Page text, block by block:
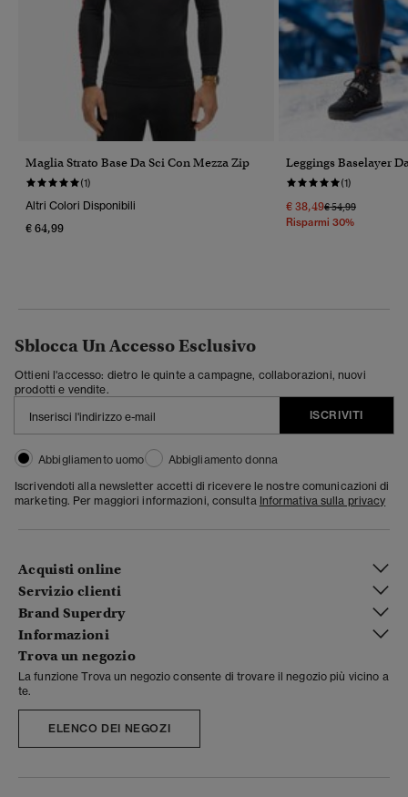
Maglia Strato Base Da Sci Con Mezza Zip
(1)
Altri Colori Disponibili
€ 64,99
Leggings Baselayer
(1)
€ 38,49Prezzo Ridotto Da
€ 54,99A
Risparmi 30%
Sblocca Un Accesso Esclusivo
Ottieni l'accesso: dietro le quinte a campagne, collaborazioni, nuovi
prodotti e vendite.
ISCRIVITI
Abbigliamento uomo
Abbigliamento donna
Iscrivendoti alla newsletter accetti di ricevere le nostre comunicazioni di
marketing. Per maggiori informazioni, consulta Informativa sulla privacy
Acquisti online
Servizio clienti
Brand Superdry
Informazioni
Trova un negozio
La funzione Trova un negozio consente di trovare il negozio più vicino a
te.
ELENCO DEI NEGOZI